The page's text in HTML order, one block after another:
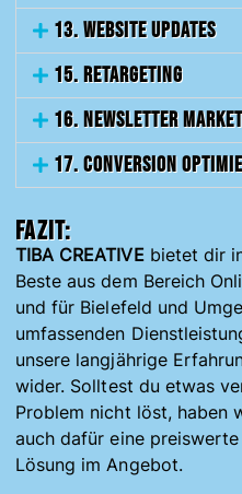
13. Website Updates
15. Retargeting
16. Newsletter
17. Conversion
Fazit:
TIBA CREATIVEbietet dir
Beste aus dem Bereich
und für Bielefeld und
umfassenden
unsere langjährige
wider. Solltest du etwas
Problem nicht löst, haben
auch dafür eine
Lösung im Angebot.